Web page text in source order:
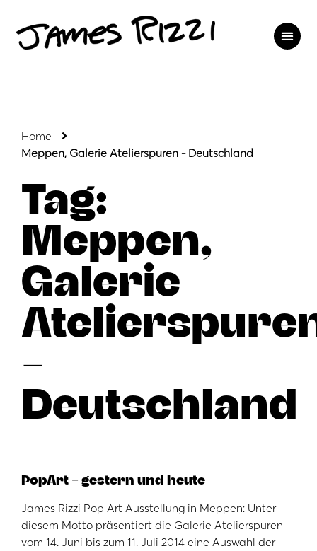
Home
Meppen, Galerie Atelierspuren - Deutschland
Tag:
Meppen,
Galerie
–
Deutschland
PopArt – gestern und heute
James Rizzi Pop Art Ausstellung in Meppen: Unter
diesem Motto präsentiert die Galerie Atelierspuren
vom 14. Juni bis zum 11. Juli 2014 eine Auswahl der